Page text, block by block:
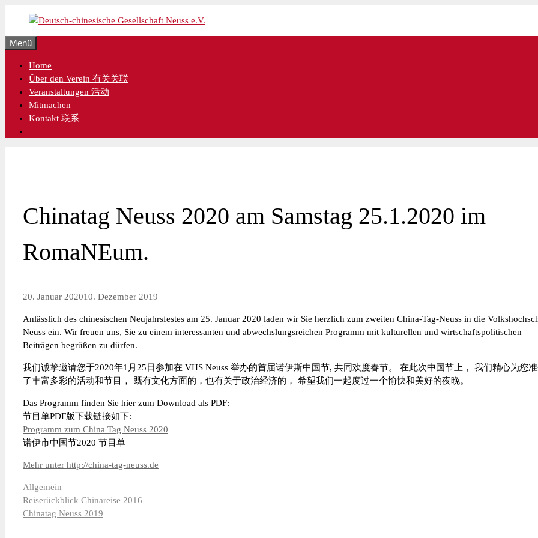
springen
Menü
Home
Über den Verein 有关关联
Veranstaltungen 活动
Mitmachen
Kontakt 联系
Chinatag Neuss 2020 am Samstag 25.1.2020 im
RomaNEum.
20. Januar 202010. Dezember 2019
Anlässlich des chinesischen Neujahrsfestes am 25. Januar 2020 laden wir Sie herzlich zum zweiten China-Tag-Neuss in die
Neuss ein. Wir freuen uns, Sie zu einem interessanten und abwechslungsreichen Programm mit kulturellen und wirtschaftspolitischen
Beiträgen begrüßen zu dürfen.
我们诚挚邀请您于2020年1月25日参加在 VHS Neuss 举办的首届诺伊斯中国节, 共同欢度春节。 在此次中国节上， 我们精心为您
了丰富多彩的活动和节目， 既有文化方面的，也有关于政治经济的， 希望我们一起度过一个愉快和美好的夜晚。
Das Programm finden Sie hier zum Download als PDF:
节目单PDF版下载链接如下:
Programm zum China Tag Neuss 2020
诺伊市中国节2020 节目单
Mehr unter http://china-tag-neuss.de
Kategorien
Allgemein
Reiserückblick Chinareise 2016
Chinatag Neuss 2019